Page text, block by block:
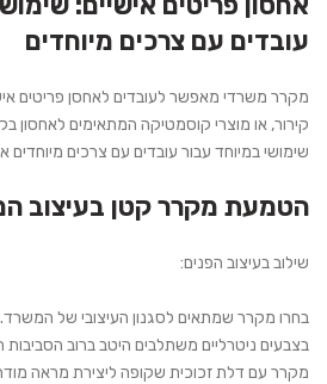
עובדים עם צרכים מיוחדים
מקרר משרדי מאפשר לעובדים לאחסן פריטים
קירור, או מוצרי קוסמטיקה המתאימים לאחסון
שימושי במיוחד עבור עובדים עם צרכים מיוחדים
הטמעת מקרר קטן בעיצוב
שילוב בעיצוב הפנים:
בחרו מקרר שמתאים לסגנון העיצובי של המשרד.
בצבעים ניטרליים משתלבים היטב ברוב
מקרר עם דלת זכוכית שקופה ליצירת מראה